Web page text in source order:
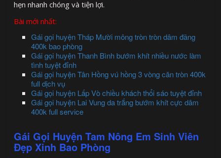
hẹn nhanh chóng và tiện lợi.
Bài mới nhất:
Gái gọi huyện Tháp Mười mông tròn tròn dâm đãng
400k bao phòng
Gái gọi huyện Thanh Bình bướm khít nhiều nước làm
tình tuyệt đỉnh
Gái gọi huyện Tân Hồng vú hồng 3 vòng căn tròn 400k
full dịch vụ
Gái gọi huyện Lấp Vò chiều khách thổi sáo tuyệt đỉnh
Gái gọi huyện Lai Vung da trắng bướm khít cực dâm
400k full service
Gái Gọi Huyện Tam Nông Em Sinh Viên
Đẹp Xinh Bao Phòng